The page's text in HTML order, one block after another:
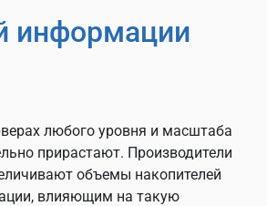
информации
любого уровня и масштаба
прирастают. Производители
объемы накопителей
влияющим на такую